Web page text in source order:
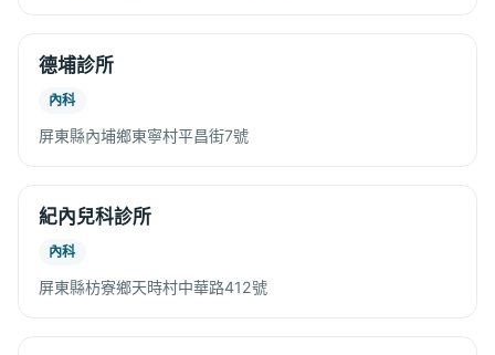
德埔診所
內科
屏東縣內埔鄉東寧村平昌街7號
紀內兒科診所
內科
屏東縣枋寮鄉天時村中華路412號